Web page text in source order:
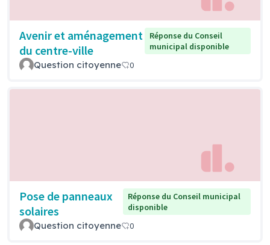
Avenir et aménagement
du centre-ville
Réponse du Conseil
municipal disponible
Question citoyenne 0
Pose de panneaux
solaires
Réponse du Conseil municipal
disponible
Question citoyenne 0